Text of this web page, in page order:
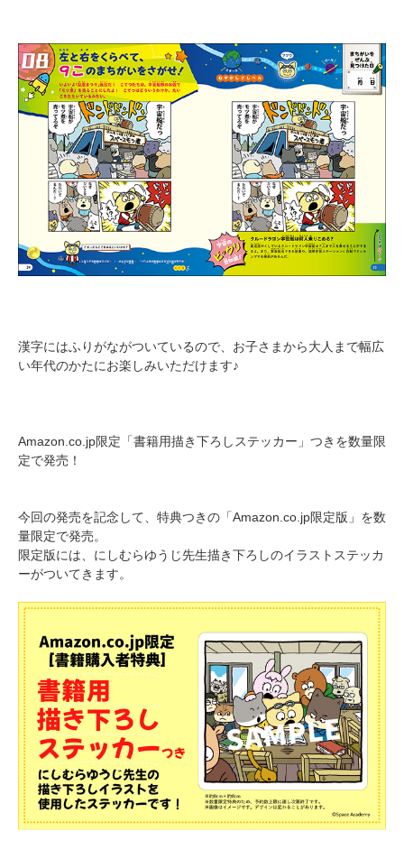
漢字にはふりがながついているので、お子さまから大人まで幅広
い年代のかたにお楽しみいただけます♪
Amazon.co.jp限定「書籍用描き下ろしステッカー」つきを数量限
定で発売！
今回の発売を記念して、特典つきの「Amazon.co.jp限定版」を数
量限定で発売。
限定版には、にしむらゆうじ先生描き下ろしのイラストステッカ
ーがついてきます。